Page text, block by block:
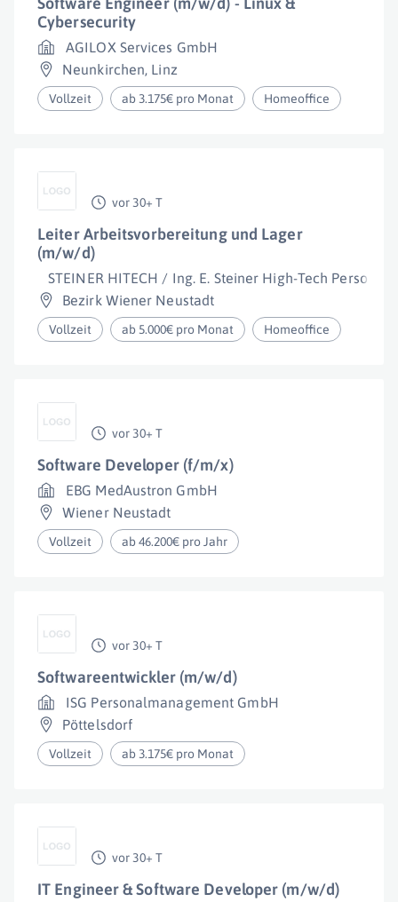
Cybersecurity
AGILOX Services GmbH
Neunkirchen, Linz
Vollzeit ab 3.175€ pro Monat Homeoffice
vor 30+ T
Leiter Arbeitsvorbereitung und Lager
(m/w/d)
STEINER HITECH / Ing. E. Steiner High-Tech
Bezirk Wiener Neustadt
Vollzeit ab 5.000€ pro Monat Homeoffice
vor 30+ T
Software Developer (f/m/x)
EBG MedAustron GmbH
Wiener Neustadt
Vollzeit ab 46.200€ pro Jahr
vor 30+ T
Softwareentwickler (m/w/d)
ISG Personalmanagement GmbH
Pöttelsdorf
Vollzeit ab 3.175€ pro Monat
vor 30+ T
IT Engineer & Software Developer (m/w/d)